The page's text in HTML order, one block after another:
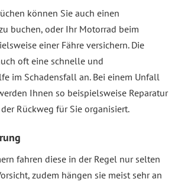
können Sie auch einen
buchen, oder Ihr Motorrad beim
einer Fähre versichern. Die
oft eine schnelle und
im Schadensfall an. Bei einem Unfall
Ihnen so beispielsweise Reparatur
Rückweg für Sie organisiert.
fahren diese in der Regel nur selten
zudem hängen sie meist sehr an